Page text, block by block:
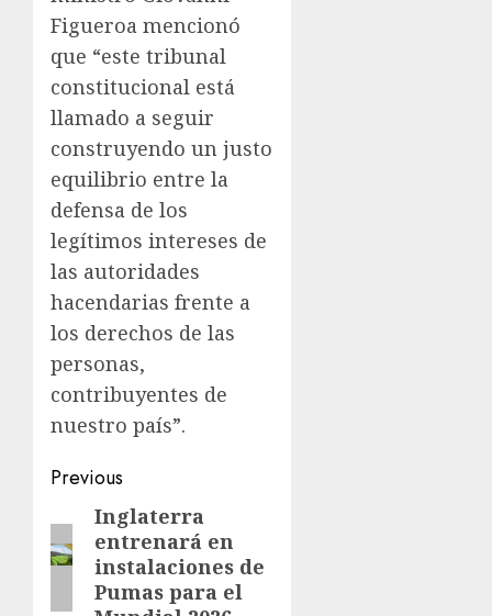
Figueroa mencionó
que “este tribunal
constitucional está
llamado a seguir
construyendo un justo
equilibrio entre la
defensa de los
legítimos intereses de
las autoridades
hacendarias frente a
los derechos de las
personas,
contribuyentes de
nuestro país”.
Previous
Inglaterra
entrenará en
instalaciones de
Pumas para el